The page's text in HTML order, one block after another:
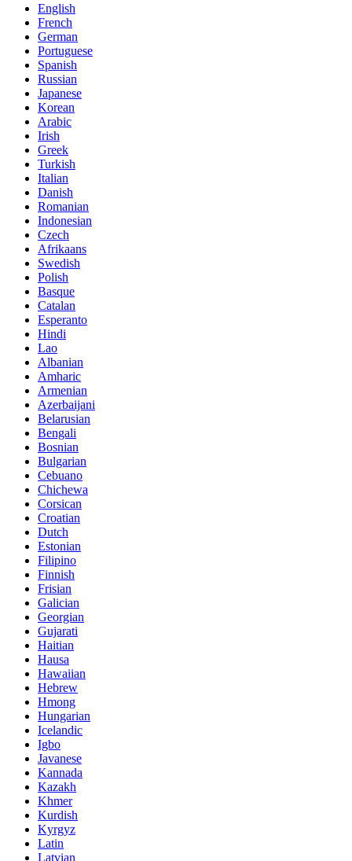
English
French
German
Portuguese
Spanish
Russian
Japanese
Korean
Arabic
Irish
Greek
Turkish
Italian
Danish
Romanian
Indonesian
Czech
Afrikaans
Swedish
Polish
Basque
Catalan
Esperanto
Hindi
Lao
Albanian
Amharic
Armenian
Azerbaijani
Belarusian
Bengali
Bosnian
Bulgarian
Cebuano
Chichewa
Corsican
Croatian
Dutch
Estonian
Filipino
Finnish
Frisian
Galician
Georgian
Gujarati
Haitian
Hausa
Hawaiian
Hebrew
Hmong
Hungarian
Icelandic
Igbo
Javanese
Kannada
Kazakh
Khmer
Kurdish
Kyrgyz
Latin
Latvian